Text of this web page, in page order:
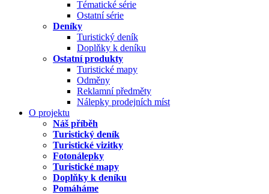
Tématické série
Ostatní série
Deníky
Turistický deník
Doplňky k deníku
Ostatní produkty
Turistické mapy
Odměny
Reklamní předměty
Nálepky prodejních míst
O projektu
Náš příběh
Turistický deník
Turistické vizitky
Fotonálepky
Turistické mapy
Doplňky k deníku
Pomáháme